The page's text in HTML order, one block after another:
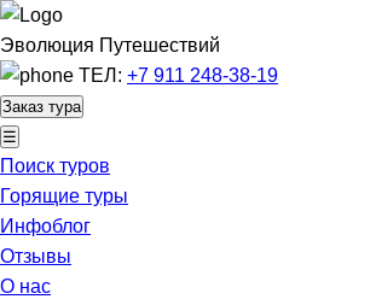
Эволюция Путешествий
ТЕЛ: +7 911 248-38-19
Заказ тура
☰
Поиск туров
Горящие туры
Инфоблог
Отзывы
О нас